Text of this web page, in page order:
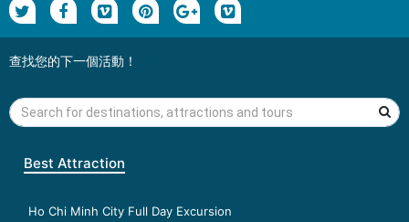
查找您的下一個活動！
Best Attraction
Ho Chi Minh City Full Day Excursion